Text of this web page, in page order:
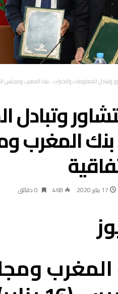
وتبادل المعلومات والخبرات.. بنك المغرب ومجلس
وتبادل
بنك
17 يناير 2020 468 0 ‫دقائق‬